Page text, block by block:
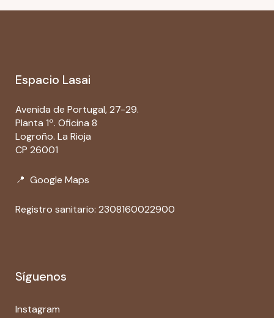
Espacio Lasai
Avenida de Portugal, 27-29.
Planta 1º. Oficina 8
Logroño. La Rioja
CP 26001
📍 Google Maps
Registro sanitario: 2308160022900
Síguenos
Instagram